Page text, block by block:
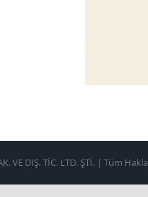
VE DIŞ. TİC. LTD. ŞTİ. | Tüm